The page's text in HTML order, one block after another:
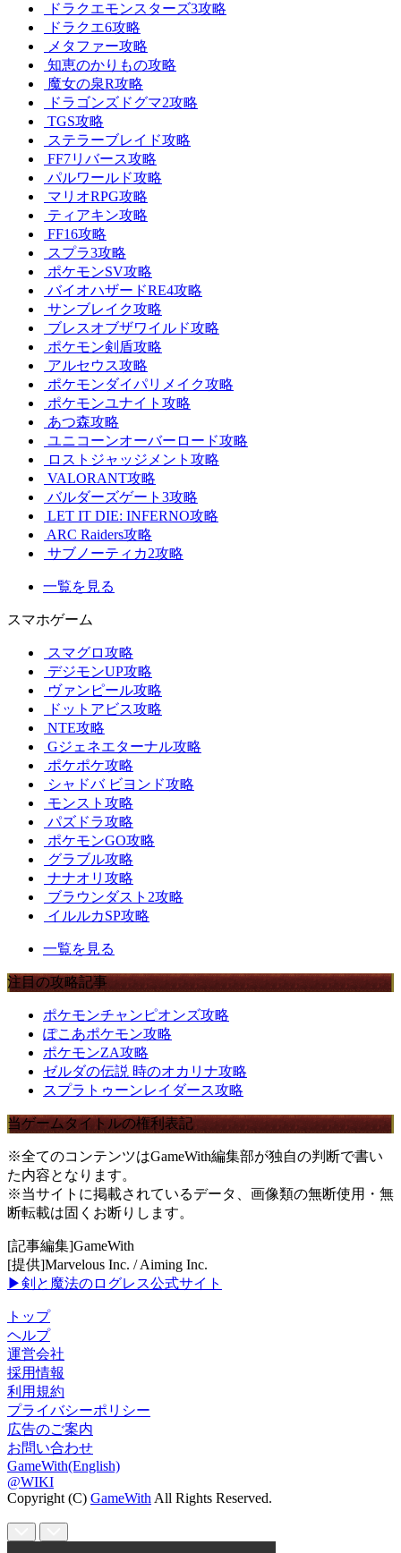
ドラクエモンスターズ3攻略
ドラクエ6攻略
メタファー攻略
知恵のかりもの攻略
魔女の泉R攻略
ドラゴンズドグマ2攻略
TGS攻略
ステラーブレイド攻略
FF7リバース攻略
パルワールド攻略
マリオRPG攻略
ティアキン攻略
FF16攻略
スプラ3攻略
ポケモンSV攻略
バイオハザードRE4攻略
サンブレイク攻略
ブレスオブザワイルド攻略
ポケモン剣盾攻略
アルセウス攻略
ポケモンダイパリメイク攻略
ポケモンユナイト攻略
あつ森攻略
ユニコーンオーバーロード攻略
ロストジャッジメント攻略
VALORANT攻略
バルダーズゲート3攻略
LET IT DIE: INFERNO攻略
ARC Raiders攻略
サブノーティカ2攻略
一覧を見る
スマホゲーム
スマグロ攻略
デジモンUP攻略
ヴァンピール攻略
ドットアビス攻略
NTE攻略
Gジェネエターナル攻略
ポケポケ攻略
シャドバ ビヨンド攻略
モンスト攻略
パズドラ攻略
ポケモンGO攻略
グラブル攻略
ナナオリ攻略
ブラウンダスト2攻略
イルルカSP攻略
一覧を見る
注目の攻略記事
ポケモンチャンピオンズ攻略
ぽこあポケモン攻略
ポケモンZA攻略
ゼルダの伝説 時のオカリナ攻略
スプラトゥーンレイダース攻略
当ゲームタイトルの権利表記
※全てのコンテンツはGameWith編集部が独自の判断で書い
た内容となります。
※当サイトに掲載されているデータ、画像類の無断使用・無
断転載は固くお断りします。
[記事編集]GameWith
[提供]Marvelous Inc. / Aiming Inc.
▶剣と魔法のログレス公式サイト
トップ
ヘルプ
運営会社
採用情報
利用規約
プライバシーポリシー
広告のご案内
お問い合わせ
GameWith(English)
@WIKI
Copyright (C) GameWithAll Rights Reserved.